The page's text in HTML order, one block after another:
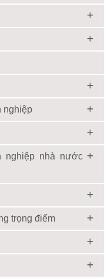
nghiệp
nghiệp nhà nước
trọng điểm